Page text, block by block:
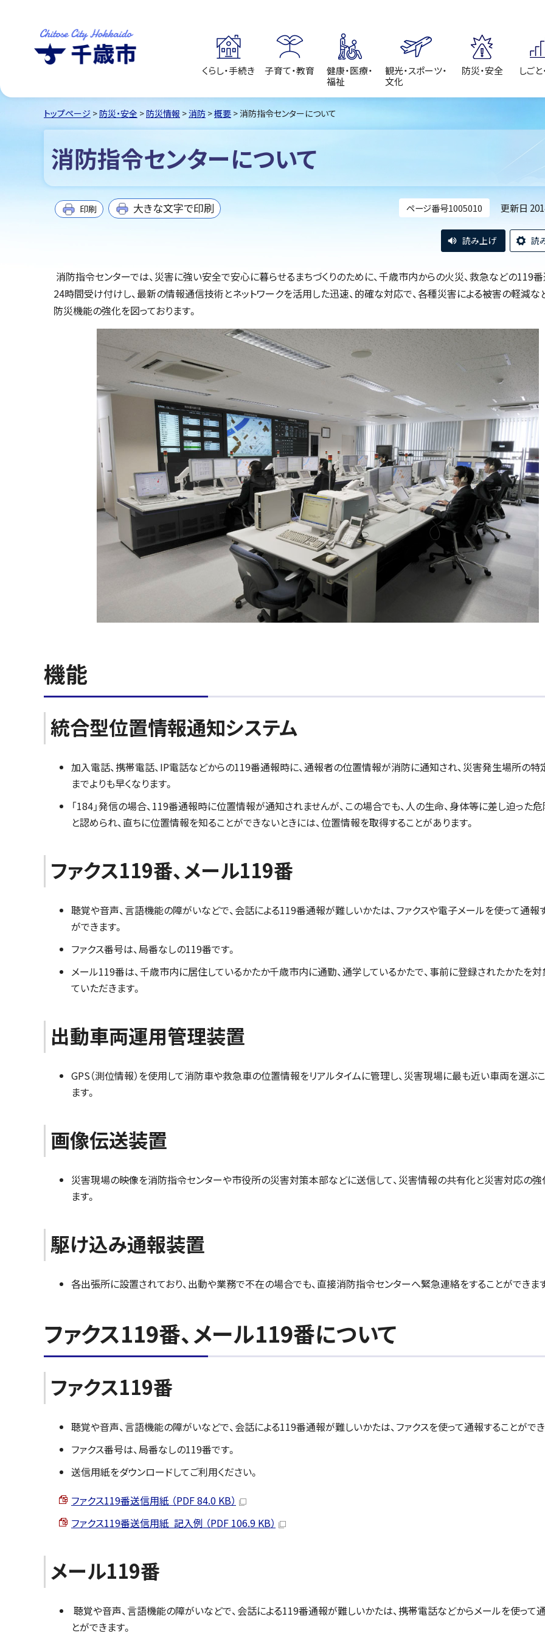
くらし・手続き 子育て・教育
健康・医療・
福祉
観光・スポーツ・
文化
防災・安全 しご
トップページ > 防災・安全 > 防災情報 >消防 >概要 > 消防指令センターについて
消防指令センターについて
ページ番号1005010 更新日
印刷 大きな文字で印刷
読み上げ 読
消防指令センターでは、災害に強い安全で安心に暮らせるまちづくりのために、千歳市内からの火災、救急などの119
24時間受け付けし、最新の情報通信技術とネットワークを活用した迅速、的確な対応で、各種災害による被害の軽減な
防災機能の強化を図っております。
機能
統合型位置情報通知システム
加入電話、携帯電話、IP電話などからの119番通報時に、通報者の位置情報が消防に通知され、災害発生場所の特
までよりも早くなります。
「184」発信の場合、119番通報時に位置情報が通知されませんが、この場合でも、人の生命、身体等に差し迫った
と認められ、直ちに位置情報を知ることができないときには、位置情報を取得することがあります。
ファクス119番、メール119番
聴覚や音声、言語機能の障がいなどで、会話による119番通報が難しいかたは、ファクスや電子メールを使って通報
ができます。
ファクス番号は、局番なしの119番です。
メール119番は、千歳市内に居住しているかたか千歳市内に通勤、通学しているかたで、事前に登録されたかたを対
ていただきます。
出動車両運用管理装置
GPS（測位情報）を使用して消防車や救急車の位置情報をリアルタイムに管理し、災害現場に最も近い車両を選ぶ
ます。
画像伝送装置
災害現場の映像を消防指令センターや市役所の災害対策本部などに送信して、災害情報の共有化と災害対応の強
ます。
駆け込み通報装置
各出張所に設置されており、出動や業務で不在の場合でも、直接消防指令センターへ緊急連絡をすることができま
ファクス119番、メール119番について
ファクス119番
聴覚や音声、言語機能の障がいなどで、会話による119番通報が難しいかたは、ファクスを使って通報することができ
ファクス番号は、局番なしの119番です。
送信用紙をダウンロードしてご利用ください。
ファクス119番送信用紙 （PDF 84.0 KB）
ファクス119番送信用紙 記入例 （PDF 106.9 KB）
メール119番
聴覚や音声、言語機能の障がいなどで、会話による119番通報が難しいかたは、携帯電話などからメールを使って
とができます。